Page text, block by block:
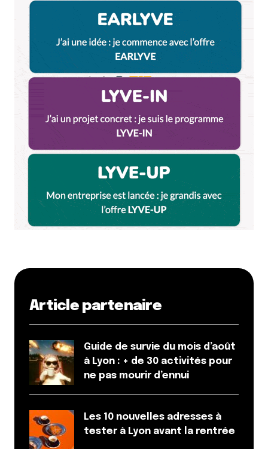
Article partenaire
Guide de survie du mois d’août
à Lyon : + de 30 activités pour
ne pas mourir d’ennui
Les 10 nouvelles adresses à
tester à Lyon avant la rentrée